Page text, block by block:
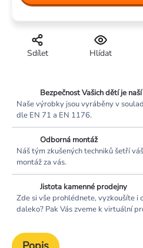
Hlídat
Sdílet
Bezpečnost Vašich dětí je
Naše výrobky jsou vyráběny v
dle EN 71 a EN 1176.
Odborná montáž
Náš tým zkušených techniků šetří
montáž za vás.
Jistota kamenné prodejny
Zde si vše prohlédnete, vyzkoušíte i
daleko? Pak Vás zveme k virtuální